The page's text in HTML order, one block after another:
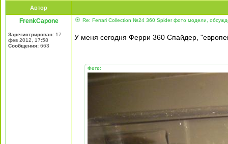
Автор
FrenkCapone
Зарегистрирован: 17
фев 2012, 17:58
Сообщения: 663
Re: Ferrari Collection №24 360 Spider фото модели,
У меня сегодня Ферри 360 Спайдер,
Фото: